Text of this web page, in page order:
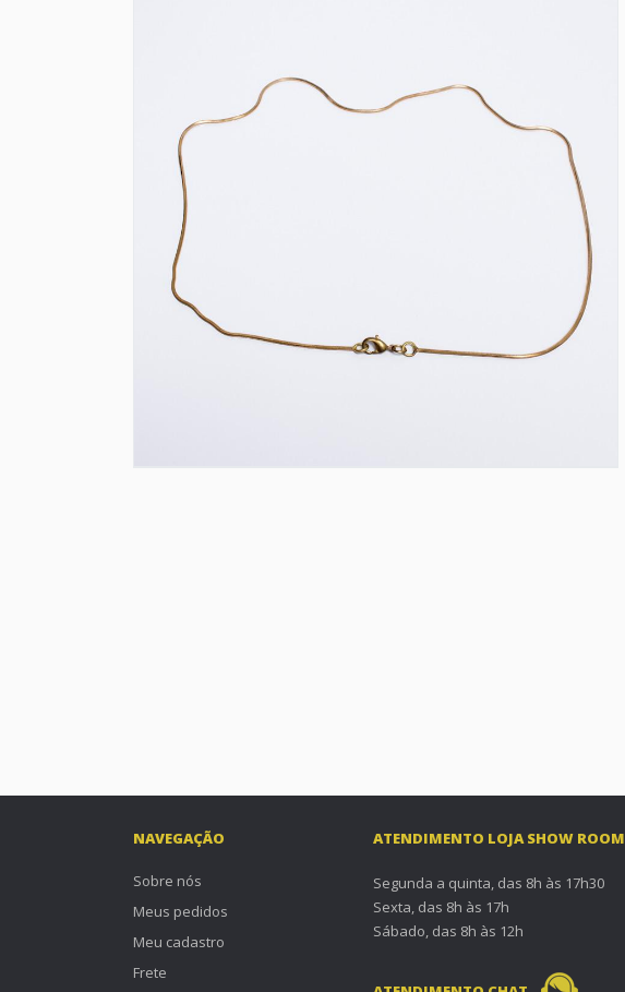
NAVEGAÇÃO
Sobre nós
Meus pedidos
Meu cadastro
Frete
ATENDIMENTO LOJA SHOW ROOM
Segunda a quinta, das 8h às 17h30
Sexta, das 8h às 17h
Sábado, das 8h às 12h